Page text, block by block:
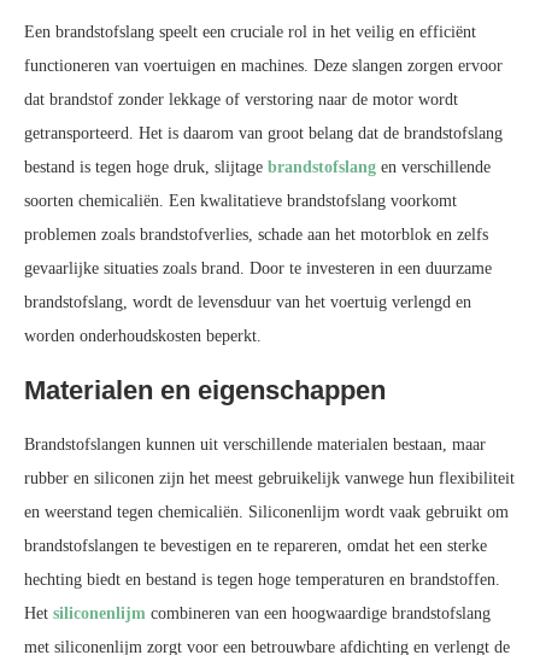
Een brandstofslang speelt een cruciale rol in het veilig en efficiënt
functioneren van voertuigen en machines. Deze slangen zorgen ervoor
dat brandstof zonder lekkage of verstoring naar de motor wordt
getransporteerd. Het is daarom van groot belang dat de brandstofslang
bestand is tegen hoge druk, slijtage brandstofslang en verschillende
soorten chemicaliën. Een kwalitatieve brandstofslang voorkomt
problemen zoals brandstofverlies, schade aan het motorblok en zelfs
gevaarlijke situaties zoals brand. Door te investeren in een duurzame
brandstofslang, wordt de levensduur van het voertuig verlengd en
worden onderhoudskosten beperkt.
Materialen en eigenschappen
Brandstofslangen kunnen uit verschillende materialen bestaan, maar
rubber en siliconen zijn het meest gebruikelijk vanwege hun flexibiliteit
en weerstand tegen chemicaliën. Siliconenlijm wordt vaak gebruikt om
brandstofslangen te bevestigen en te repareren, omdat het een sterke
hechting biedt en bestand is tegen hoge temperaturen en brandstoffen.
Het siliconenlijm combineren van een hoogwaardige brandstofslang
met siliconenlijm zorgt voor een betrouwbare afdichting en verlengt de